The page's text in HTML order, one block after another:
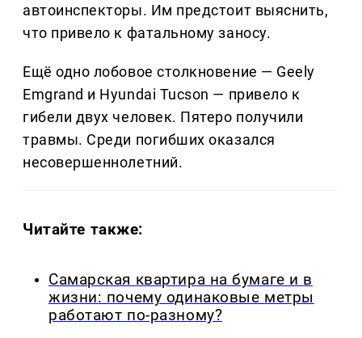
автоинспекторы. Им предстоит выяснить,
что привело к фатальному заносу.
Ещё одно лобовое столкновение — Geely
Emgrand и Hyundai Tucson — привело к
гибели двух человек. Пятеро получили
травмы. Среди погибших оказался
несовершеннолетний.
Читайте также:
Самарская квартира на бумаге и в
жизни: почему одинаковые метры
работают по-разному?